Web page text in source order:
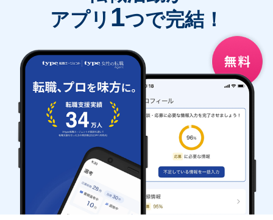
アプリ 1つで完結！